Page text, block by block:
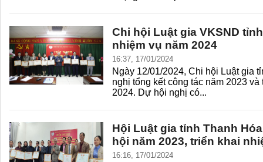
Chi hội Luật gia VKSND
nhiệm vụ năm 2024
16:37, 17/01/2024
Ngày 12/01/2024, Chi hội Luật gia
nghị tổng kết công tác năm 2023
2024. Dự hội nghị có...
Hội Luật gia tỉnh Thanh
hội năm 2023, triển khai
16:16, 17/01/2024